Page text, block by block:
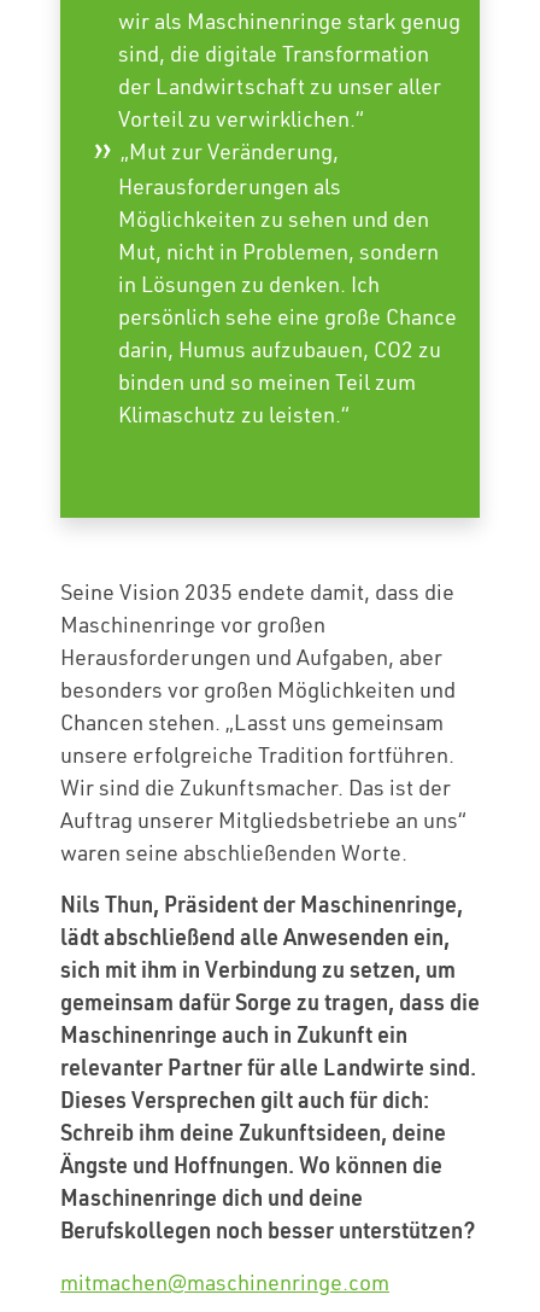
wir als Maschinenringe stark genug
sind, die digitale Transformation
der Landwirtschaft zu unser aller
Vorteil zu verwirklichen.“
„Mut zur Veränderung,
Herausforderungen als
Möglichkeiten zu sehen und den
Mut, nicht in Problemen, sondern
in Lösungen zu denken. Ich
persönlich sehe eine große Chance
darin, Humus aufzubauen, CO2 zu
binden und so meinen Teil zum
Klimaschutz zu leisten.“
Seine Vision 2035 endete damit, dass die
Maschinenringe vor großen
Herausforderungen und Aufgaben, aber
besonders vor großen Möglichkeiten und
Chancen stehen. „Lasst uns gemeinsam
unsere erfolgreiche Tradition fortführen.
Wir sind die Zukunftsmacher. Das ist der
Auftrag unserer Mitgliedsbetriebe an uns“
waren seine abschließenden Worte.
Nils Thun, Präsident der Maschinenringe,
lädt abschließend alle Anwesenden ein,
sich mit ihm in Verbindung zu setzen, um
gemeinsam dafür Sorge zu tragen, dass die
Maschinenringe auch in Zukunft ein
relevanter Partner für alle Landwirte sind.
Dieses Versprechen gilt auch für dich:
Schreib ihm deine Zukunftsideen, deine
Ängste und Hoffnungen. Wo können die
Maschinenringe dich und deine
Berufskollegen noch besser unterstützen?
mitmachen@maschinenringe.com